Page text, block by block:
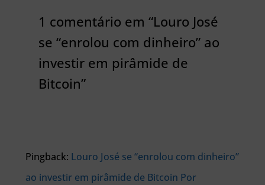
1 comentário em “Louro José
se “enrolou com dinheiro” ao
investir em pirâmide de
Bitcoin”
Pingback: Louro José se “enrolou com dinheiro”
ao investir em pirâmide de Bitcoin Por